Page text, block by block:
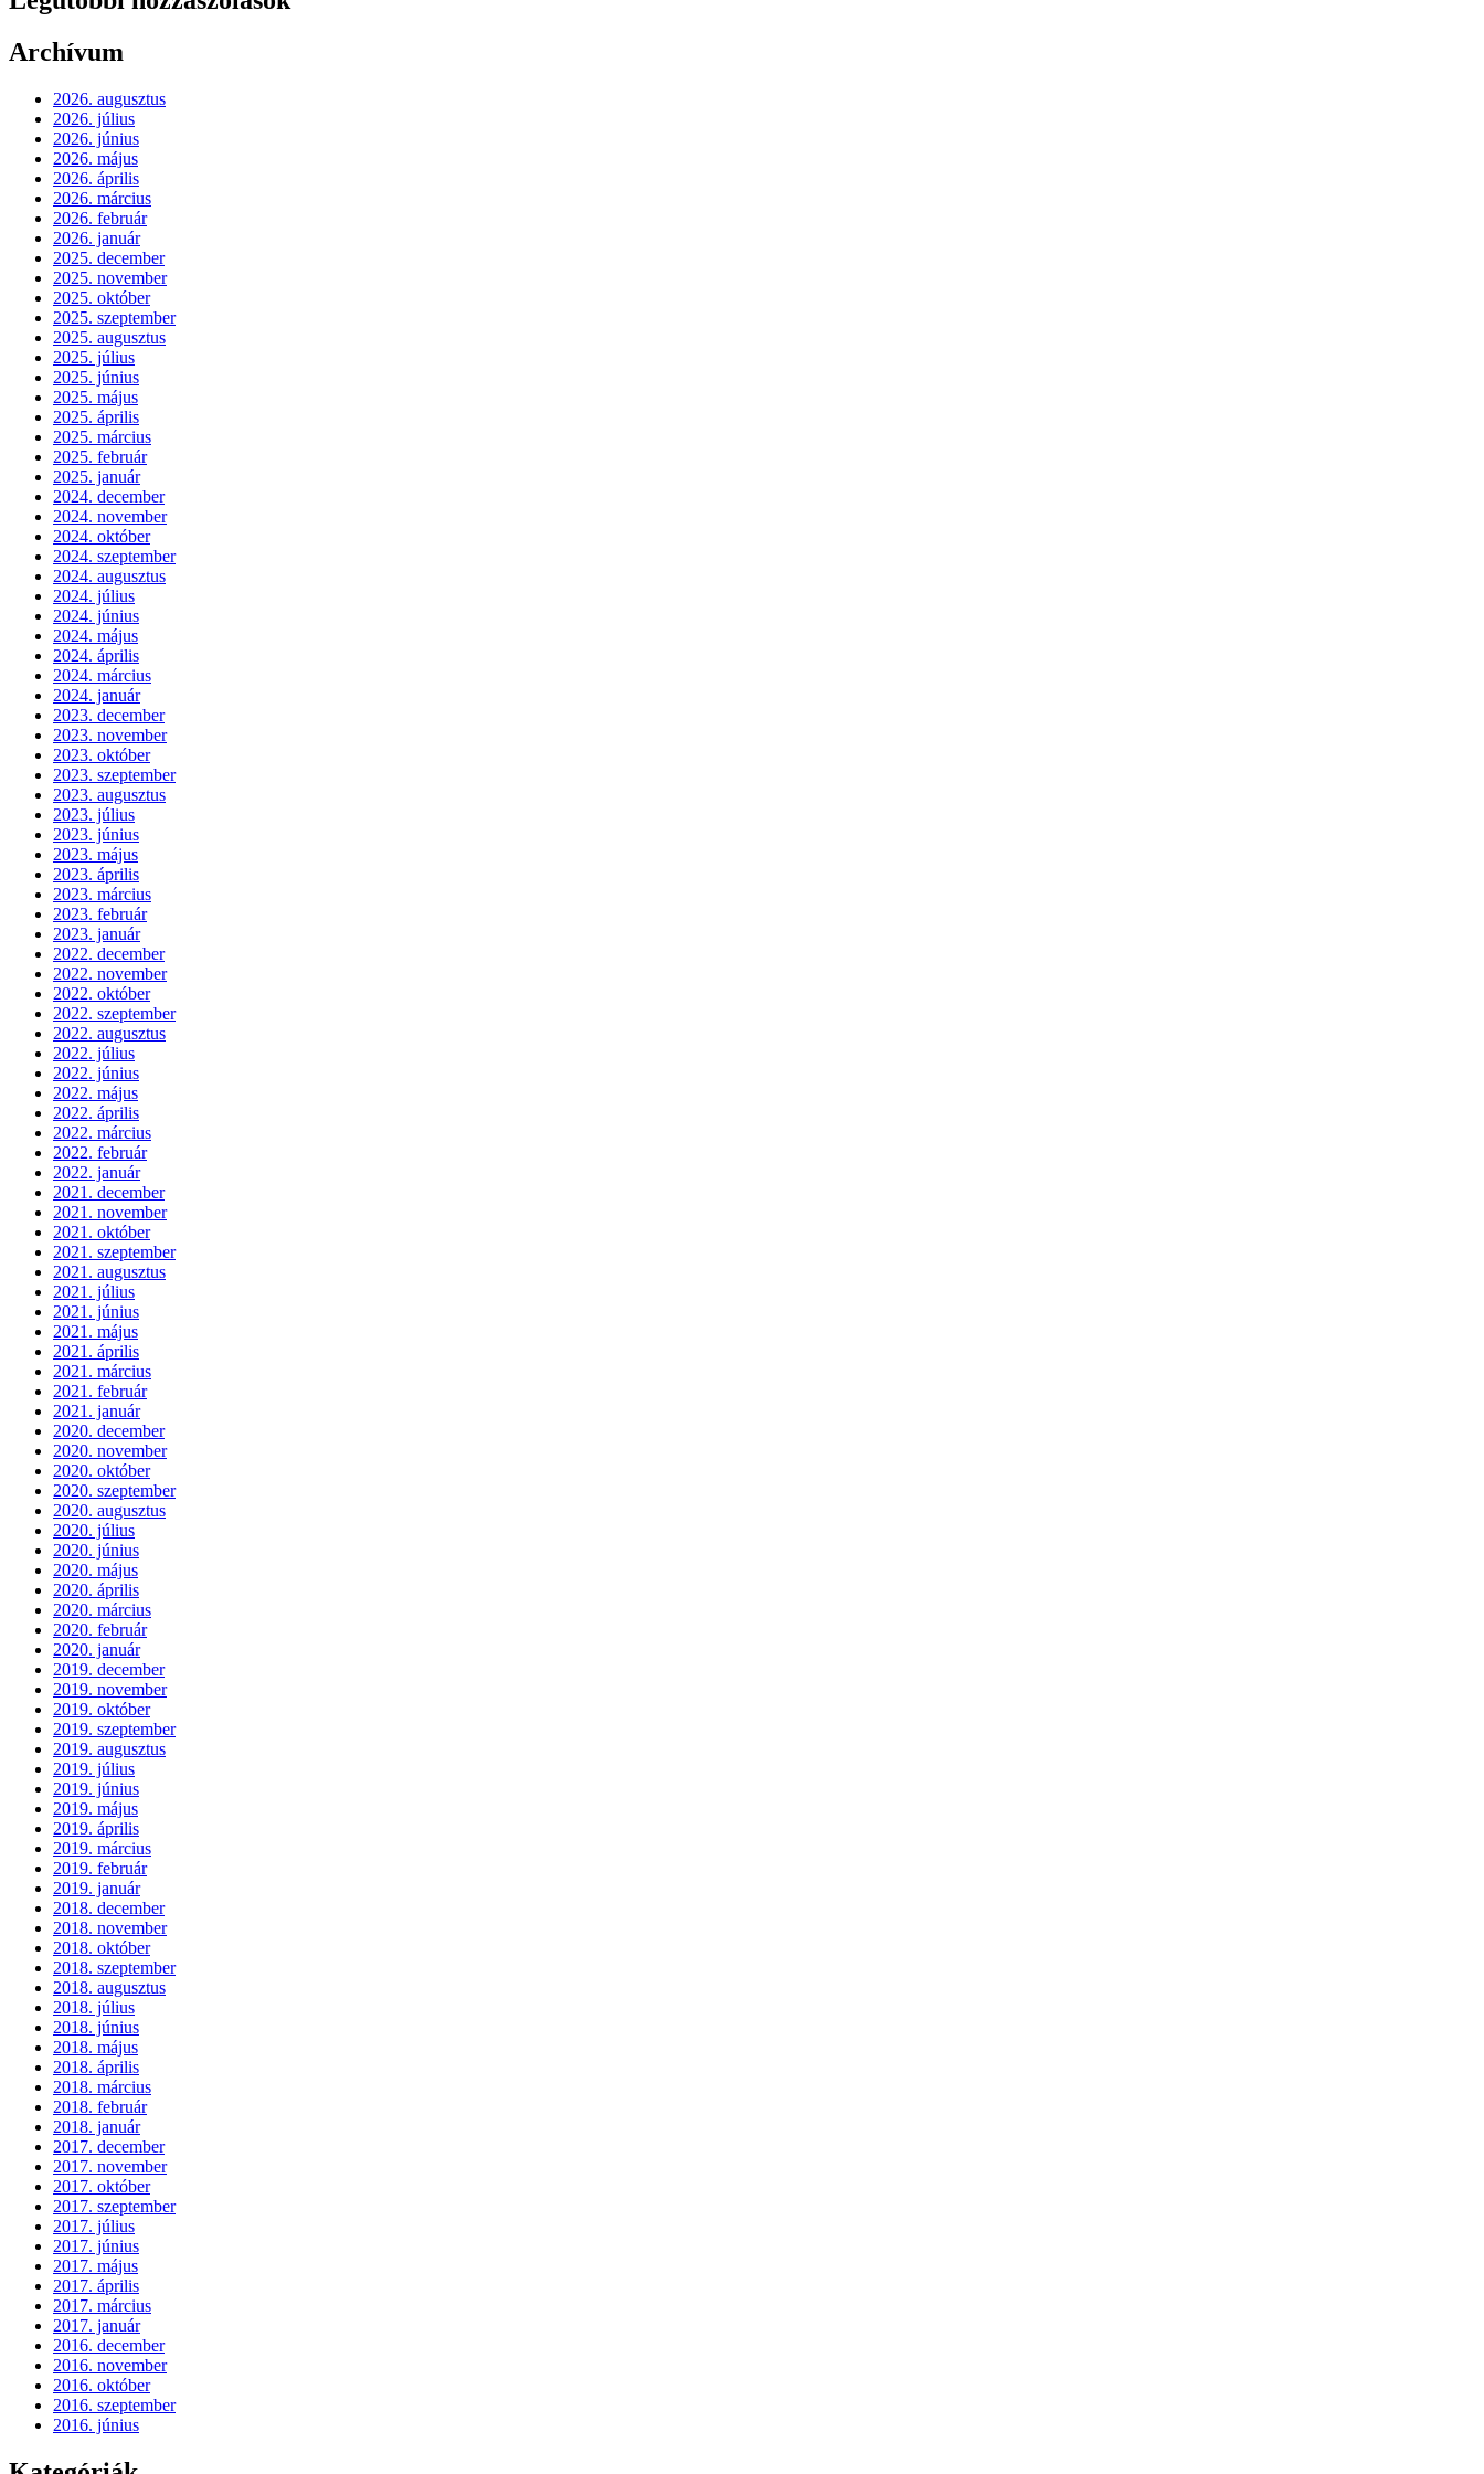
Archívum
2026. augusztus
2026. július
2026. június
2026. május
2026. április
2026. március
2026. február
2026. január
2025. december
2025. november
2025. október
2025. szeptember
2025. augusztus
2025. július
2025. június
2025. május
2025. április
2025. március
2025. február
2025. január
2024. december
2024. november
2024. október
2024. szeptember
2024. augusztus
2024. július
2024. június
2024. május
2024. április
2024. március
2024. január
2023. december
2023. november
2023. október
2023. szeptember
2023. augusztus
2023. július
2023. június
2023. május
2023. április
2023. március
2023. február
2023. január
2022. december
2022. november
2022. október
2022. szeptember
2022. augusztus
2022. július
2022. június
2022. május
2022. április
2022. március
2022. február
2022. január
2021. december
2021. november
2021. október
2021. szeptember
2021. augusztus
2021. július
2021. június
2021. május
2021. április
2021. március
2021. február
2021. január
2020. december
2020. november
2020. október
2020. szeptember
2020. augusztus
2020. július
2020. június
2020. május
2020. április
2020. március
2020. február
2020. január
2019. december
2019. november
2019. október
2019. szeptember
2019. augusztus
2019. július
2019. június
2019. május
2019. április
2019. március
2019. február
2019. január
2018. december
2018. november
2018. október
2018. szeptember
2018. augusztus
2018. július
2018. június
2018. május
2018. április
2018. március
2018. február
2018. január
2017. december
2017. november
2017. október
2017. szeptember
2017. július
2017. június
2017. május
2017. április
2017. március
2017. január
2016. december
2016. november
2016. október
2016. szeptember
2016. június